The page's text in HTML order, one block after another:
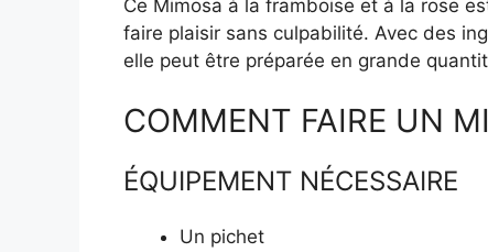
Ce Mimosa à la framboise et à la rose
faire plaisir sans culpabilité. Avec des
elle peut être préparée en grande
COMMENT FAIRE UN
ÉQUIPEMENT NÉCESSAIRE
Un pichet